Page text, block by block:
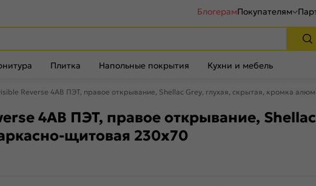
БлогерамПокупателям
Плитка Напольные покрытия Кухни и мебель
Reverse 4AB ПЭТ, правое открывание, Shellac Grey, глухая, скрытая, кромка
4AB ПЭТ, правое открывание, Shellac
щитовая 230x70